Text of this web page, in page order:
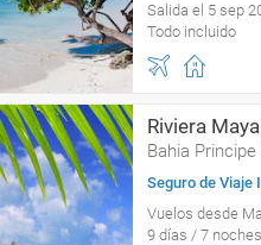
Salida el 5 sep
Todo incluido
Riviera Maya
Bahia
Seguro de Viaje
Vuelos desde
9 días / 7 noches